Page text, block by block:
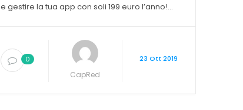
e gestire la tua app con soli 199 euro l’anno!...
0
CapRed
23 Ott 2019